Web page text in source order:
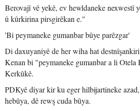
Berovajî vê yekê, ev hewldaneke nexwestî
û kûrkirina pirsgirêkan e."
'Bi peymaneke gumanbar bûye parêzgar'
Di daxuyaniyê de her wiha hat
Kenan bi "peymaneke gumanbar a li Otela
Kerkûkê.
PDKyê diyar kir ku eger hilbijartineke
hebûya, dê rewş cuda bûya.